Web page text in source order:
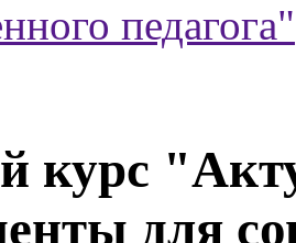
педагога"
курс
для